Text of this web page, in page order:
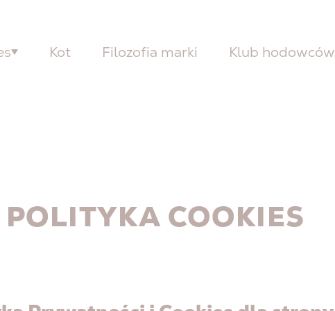
Kot Filozofia marki Klub hodowców
POLITYKA COOKIES